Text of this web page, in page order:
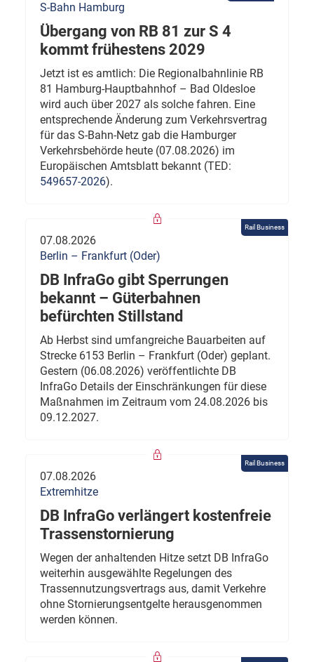
S-Bahn Hamburg
Übergang von RB 81 zur S 4
kommt frühestens 2029
Jetzt ist es amtlich: Die Regionalbahnlinie RB
81 Hamburg-Hauptbahnhof – Bad Oldesloe
wird auch über 2027 als solche fahren. Eine
entsprechende Änderung zum Verkehrsvertrag
für das S-Bahn-Netz gab die Hamburger
Verkehrsbehörde heute (07.08.2026) im
Europäischen Amtsblatt bekannt (TED:
549657-2026).
Rail Business
07.08.2026
Berlin – Frankfurt (Oder)
DB InfraGo gibt Sperrungen
bekannt – Güterbahnen
befürchten Stillstand
Ab Herbst sind umfangreiche Bauarbeiten auf
Strecke 6153 Berlin – Frankfurt (Oder) geplant.
Gestern (06.08.2026) veröffentlichte DB
InfraGo Details der Einschränkungen für diese
Maßnahmen im Zeitraum vom 24.08.2026 bis
09.12.2027.
Rail Business
07.08.2026
Extremhitze
DB InfraGo verlängert kostenfreie
Trassenstornierung
Wegen der anhaltenden Hitze setzt DB InfraGo
weiterhin ausgewählte Regelungen des
Trassennutzungsvertrags aus, damit Verkehre
ohne Stornierungsentgelte herausgenommen
werden können.